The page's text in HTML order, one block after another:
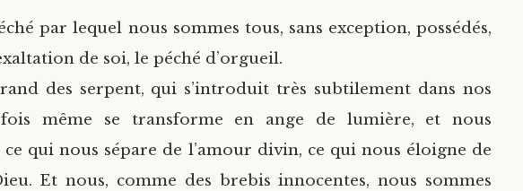
par lequel nous sommes tous, sans exception, possédés,
de soi, le péché d’orgueil.
des serpent, qui s’introduit très subtilement dans nos
même se transforme en ange de lumière, et nous
qui nous sépare de l’amour divin, ce qui nous éloigne de
Et nous, comme des brebis innocentes, nous sommes